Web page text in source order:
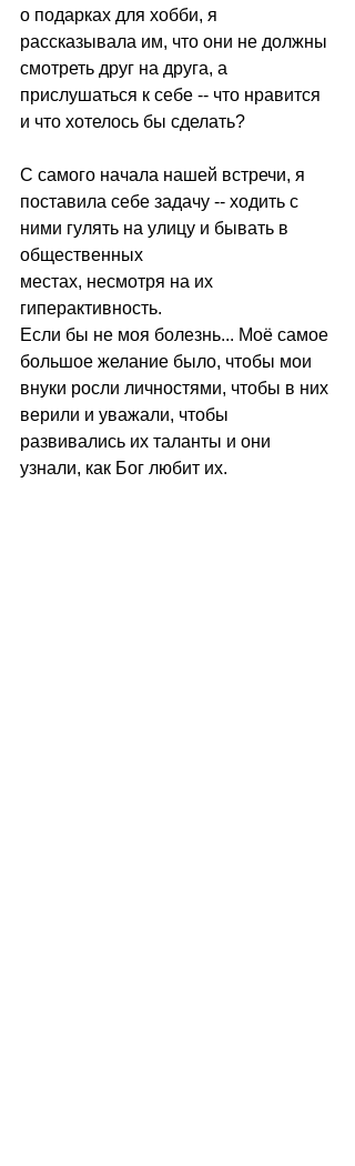
о подарках для хобби, я
рассказывала им, что они не должны
смотреть друг на друга, а
прислушаться к себе -- что нравится
и что хотелось бы сделать?
С самого начала нашей встречи, я
поставила себе задачу -- ходить с
ними гулять на улицу и бывать в
общественных
местах, несмотря на их
гиперактивность.
Если бы не моя болезнь... Моё самое
большое желание было, чтобы мои
внуки росли личностями, чтобы в них
верили и уважали, чтобы
развивались их таланты и они
узнали, как Бог любит их.